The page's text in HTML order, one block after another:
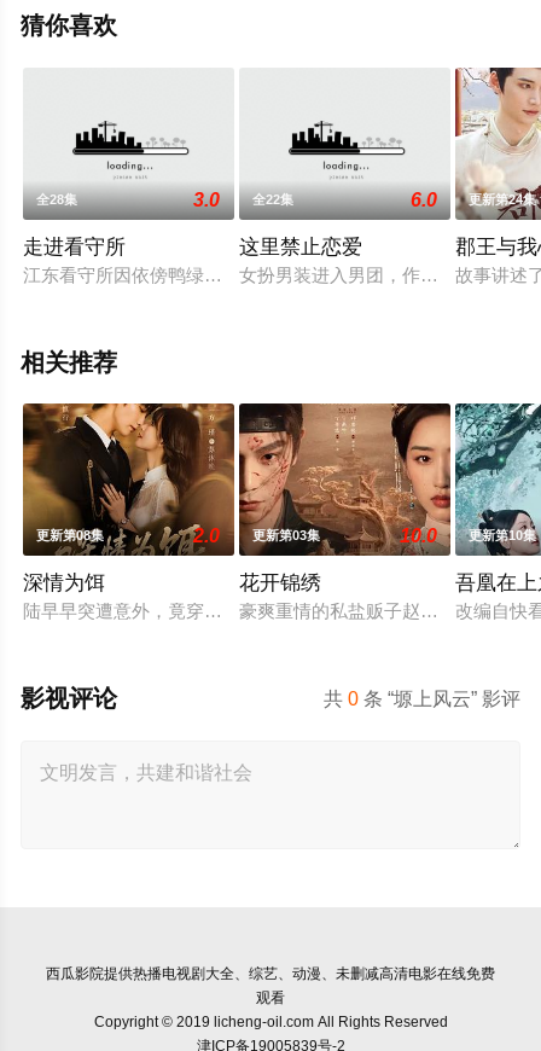
免费观看，更多剧情信息可移步至豆瓣电视剧、电视猫或
猜你喜欢
全28集 3.0
走进看守所
江东看守所因依傍鸭绿江而美丽。但所长尚光明的心情却一点
全22集 6.0
这里禁止恋爱
女扮男装进入男团，作为团宠成功出
更新第24集
郡王与
故事讲述
相关推荐
更新第08集 2.0
深情为饵
陆早早突遭意外，竟穿越成民国少夫人苏沐晚，醒来，却是丈
更新第03集 10.0
花开锦绣
豪爽重情的私盐贩子赵凌虽出身草莽
更新第10集
吾凰在
改编自快
共0 条 “塬上风云” 影评
影视评论
西瓜影院提供热播电视剧大全、综艺、动漫、未删减高清电影在线免费
观看
Copyright © 2019 licheng-oil.com All Rights Reserved
津ICP备19005839号-2